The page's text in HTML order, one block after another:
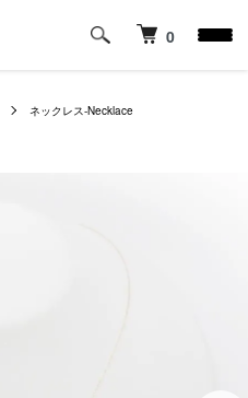
0
ネックレス-Necklace